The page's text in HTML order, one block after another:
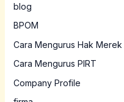
blog
BPOM
Cara Mengurus Hak Merek
Cara Mengurus PIRT
Company Profile